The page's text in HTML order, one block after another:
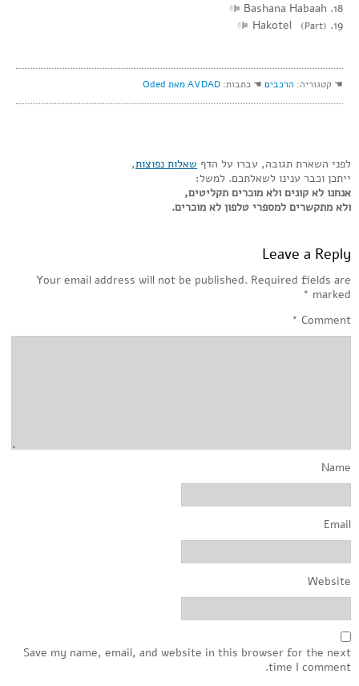
18. Bashana Habaah
19. Hakotel
(Part)
☚ קטגוריה: הרכבים ☚ כתבות: AVDAD מאת Oded
לפני השארת תגובה, עברו על הדף שאלות נפוצות,
ייתכן וכבר ענינו לשאלתכם. למשל:
אנחנו לא קונים ולא מוכרים תקליטים,
ולא מתקשרים למספרי טלפון לא מוכרים.
Leave a Reply
Your email address will not be published. Required fields are
marked
*
Comment
*
Name
Email
Website
Save my name, email, and website in this browser for the next
time I comment.